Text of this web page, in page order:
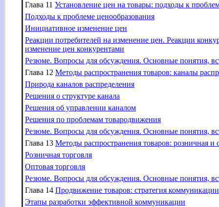
Глава 11 Установление цен на товары: подходы к
Подходы к проблеме ценообразования
Инициативное изменение цен
Реакции потребителей на изменение цен. Реакции
изменение цен конкурентами
Резюме. Вопросы для обсуждения. Основные понятия,
Глава 12 Методы распространения товаров: каналы
Природа каналов распределения
Решения о структуре канала
Решения об управлении каналом
Решения по проблемам товародвижения
Резюме. Вопросы для обсуждения. Основные понятия,
Глава 13 Методы распространения товаров: розничная и
Розничная торговля
Оптовая торговля
Резюме. Вопросы для обсуждения. Основные понятия,
Глава 14 Продвижение товаров: стратегия
Этапы разработки эффективной коммуникации